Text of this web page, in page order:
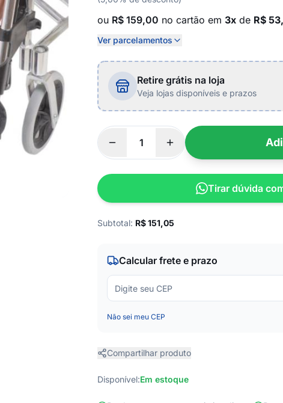
ou R$ 159,00 no cartão em 3x de R$
Ver parcelamentos
Retire grátis na loja
Veja lojas disponíveis e prazos
Tirar dúvida
Subtotal: R$151,05
Calcular frete e prazo
Não sei meu CEP
Compartilhar produto
Disponível:Em estoque